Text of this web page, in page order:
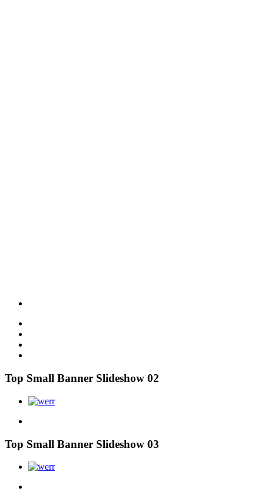
Top Small Banner Slideshow 02
Top Small Banner Slideshow 03